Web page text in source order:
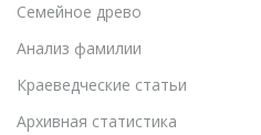
Cемейное древо
Анализ фамилии
Краеведческие статьи
Архивная статистика